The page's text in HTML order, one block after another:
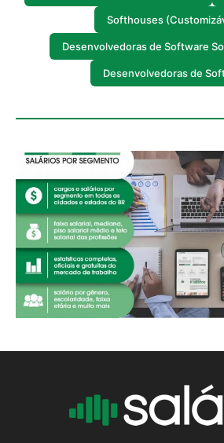
Softhouses
Desenvolvedoras de Software
Desenvolvedoras de